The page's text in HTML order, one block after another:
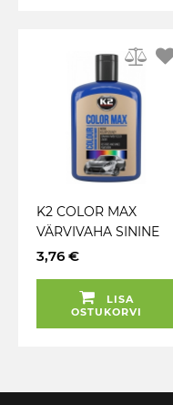
K2 COLOR MAX
VÄRVIVAHA SININE
200ML
3,76 €
LISA
OSTUKORVI